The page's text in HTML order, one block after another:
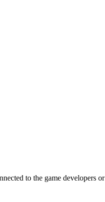
to the game developers